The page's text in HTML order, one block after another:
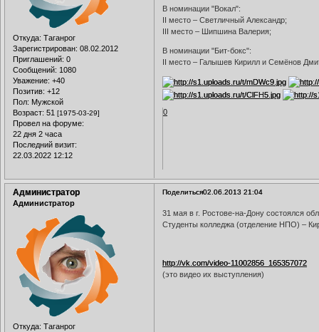
Откуда: Таганрог
Зарегистрирован: 08.02.2012
Приглашений: 0
Сообщений: 1080
Уважение: +40
Позитив: +12
Пол: Мужской
Возраст: 51 [1975-03-29]
Провел на форуме:
22 дня 2 часа
Последний визит:
22.03.2022 12:12
В номинации "Вокал":
II место – Светличный Александр;
III место – Шипшина Валерия;
В номинации "Бит-бокс":
II место – Галышев Кирилл и Семёнов
0
Поделиться02.06.2013 21:04
Администратор
Администратор
Откуда: Таганрог
31 мая в г. Ростове-на-Дону состоялся
Студенты колледжа (отделение НПО) –
http://vk.com/video-11002856_165357072
(это видео их выступления)